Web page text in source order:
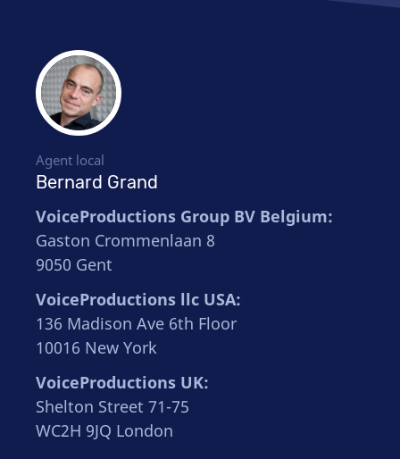
Agent local
Bernard Grand
VoiceProductions Group BV Belgium:
Gaston Crommenlaan 8
9050 Gent
VoiceProductions llc USA:
136 Madison Ave 6th Floor
10016 New York
VoiceProductions UK:
Shelton Street 71-75
WC2H 9JQ London